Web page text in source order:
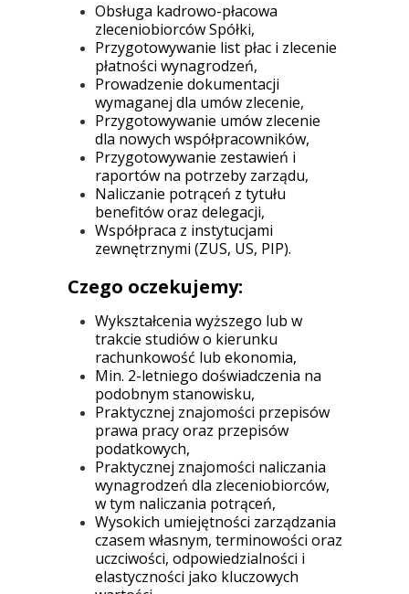
Obsługa kadrowo-płacowa
zleceniobiorców Spółki,
Przygotowywanie list płac i zlecenie
płatności wynagrodzeń,
Prowadzenie dokumentacji
wymaganej dla umów zlecenie,
Przygotowywanie umów zlecenie
dla nowych współpracowników,
Przygotowywanie zestawień i
raportów na potrzeby zarządu,
Naliczanie potrąceń z tytułu
benefitów oraz delegacji,
Współpraca z instytucjami
zewnętrznymi (ZUS, US, PIP).
Czego oczekujemy:
Wykształcenia wyższego lub w
trakcie studiów o kierunku
rachunkowość lub ekonomia,
Min. 2-letniego doświadczenia na
podobnym stanowisku,
Praktycznej znajomości przepisów
prawa pracy oraz przepisów
podatkowych,
Praktycznej znajomości naliczania
wynagrodzeń dla zleceniobiorców,
w tym naliczania potrąceń,
Wysokich umiejętności zarządzania
czasem własnym, terminowości oraz
uczciwości, odpowiedzialności i
elastyczności jako kluczowych